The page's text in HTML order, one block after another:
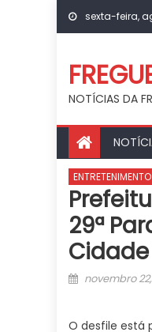
Skip
sexta-feira,
NOTÍCIAS DA
ENTRETENIMENTO
29ª
Cidade
Posted
novembro
O desfile está